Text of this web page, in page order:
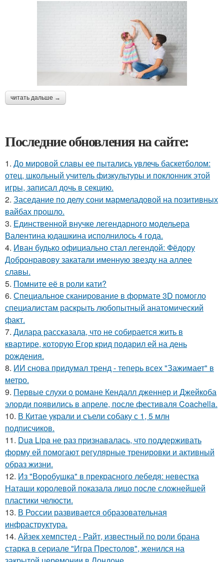
читать дальше →
Последние обновления на сайте:
1. До мировой славы ее пытались увлечь баскетболом:
отец, школьный учитель физкультуры и поклонник этой
игры, записал дочь в секцию.
2. Заседание по делу сони мармеладовой на позитивных
вайбах прошло.
3. Единственной внучке легендарного модельера
Валентина юдашкина исполнилось 4 года.
4. Иван будько официально стал легендой: Фёдору
Добронравову закатали именную звезду на аллее
славы.
5. Помните её в роли кати?
6. Специальное сканирование в формате 3D помогло
специалистам раскрыть любопытный анатомический
факт.
7. Дилара рассказала, что не собирается жить в
квартире, которую Егор крид подарил ей на день
рождения.
8. ИИ снова придумал тренд - теперь всех "Зажимает" в
метро.
9. Первые слухи о романе Кендалл дженнер и Джейкоба
элорди появились в апреле, после фестиваля Coachella.
10. В Китае украли и съели собаку с 1, 5 млн
подписчиков.
11. Dua Lipa не раз признавалась, что поддерживать
форму ей помогают регулярные тренировки и активный
образ жизни.
12. Из "Воробушка" в прекрасного лебедя: невестка
Наташи королевой показала лицо после сложнейшей
пластики челюсти.
13. В России развивается образовательная
инфраструктура.
14. Айзек хемпстед - Райт, известный по роли брана
старка в сериале "Игра Престолов", женился на